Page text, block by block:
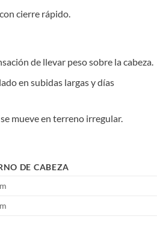
cierre rápido.
de llevar peso sobre la cabeza.
en subidas largas y días
mueve en terreno irregular.
DE CABEZA